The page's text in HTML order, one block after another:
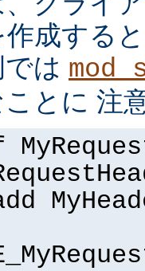
成する
は
とに 注